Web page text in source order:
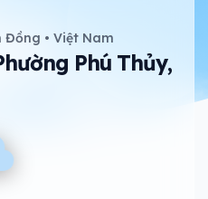
Đồng • Việt Nam
Phú Thủy,